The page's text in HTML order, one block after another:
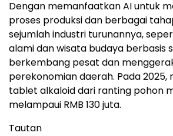
Dengan memanfaatkan AI untuk
proses produksi dan berbagai
sejumlah industri turunannya,
alami dan wisata budaya berbasis
berkembang pesat dan
perekonomian daerah. Pada 2025,
tablet alkaloid dari ranting pohon
melampaui RMB 130 juta.
Tautan